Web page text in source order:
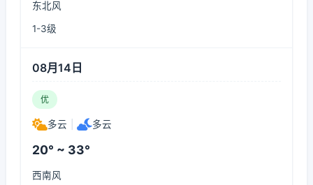
东北风
1-3级
08月14日
优
多云 多云
20° ~ 33°
西南风